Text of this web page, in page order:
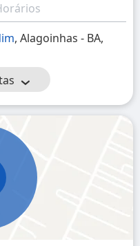
, Alagoinhas - BA,